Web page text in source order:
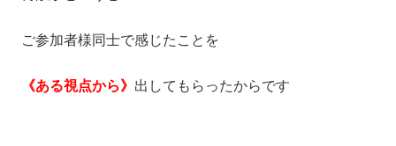
ご参加者様同士で感じたことを
《ある視点から》 出してもらったからです